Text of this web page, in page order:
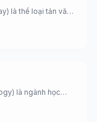
là thể loại tản văn
là ngành học